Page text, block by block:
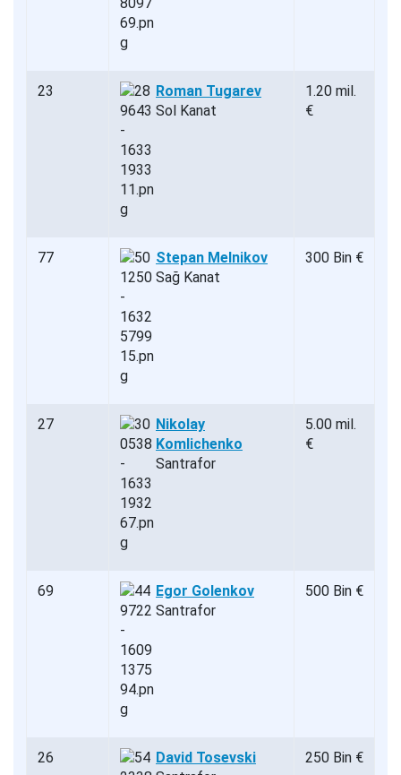
23
Roman Tugarev
Sol Kanat
1.20 mil.
€
77
Stepan Melnikov
Sağ Kanat
300 Bin €
27
Nikolay
Komlichenko
Santrafor
5.00 mil.
€
69
Egor Golenkov
Santrafor
500 Bin €
26
David Tosevski
250 Bin €